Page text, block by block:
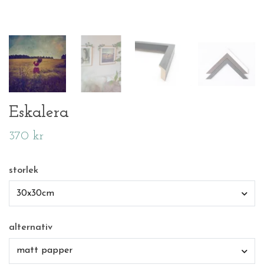
Eskalera
370 kr
storlek
30x30cm
alternativ
matt papper